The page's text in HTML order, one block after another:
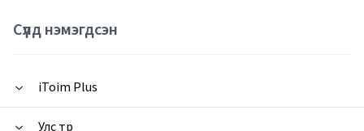
Сүүлд нэмэгдсэн
iToim Plus
Улс төр